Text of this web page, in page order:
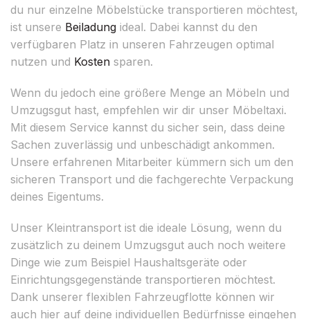
du nur einzelne Möbelstücke transportieren möchtest,
ist unsere Beiladung ideal. Dabei kannst du den
verfügbaren Platz in unseren Fahrzeugen optimal
nutzen und Kosten sparen.
Wenn du jedoch eine größere Menge an Möbeln und
Umzugsgut hast, empfehlen wir dir unser Möbeltaxi.
Mit diesem Service kannst du sicher sein, dass deine
Sachen zuverlässig und unbeschädigt ankommen.
Unsere erfahrenen Mitarbeiter kümmern sich um den
sicheren Transport und die fachgerechte Verpackung
deines Eigentums.
Unser Kleintransport ist die ideale Lösung, wenn du
zusätzlich zu deinem Umzugsgut auch noch weitere
Dinge wie zum Beispiel Haushaltsgeräte oder
Einrichtungsgegenstände transportieren möchtest.
Dank unserer flexiblen Fahrzeugflotte können wir
auch hier auf deine individuellen Bedürfnisse eingehen